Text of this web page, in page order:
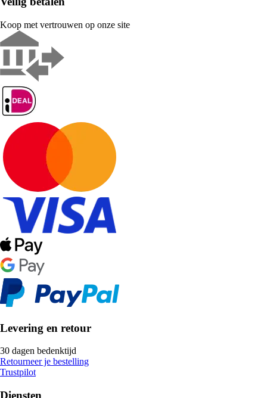
Koop met vertrouwen op onze site
Levering en retour
30 dagen bedenktijd
Retourneer je bestelling
Trustpilot
Diensten